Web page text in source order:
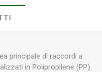
principale di raccordi a
in Polipropilene (PP)